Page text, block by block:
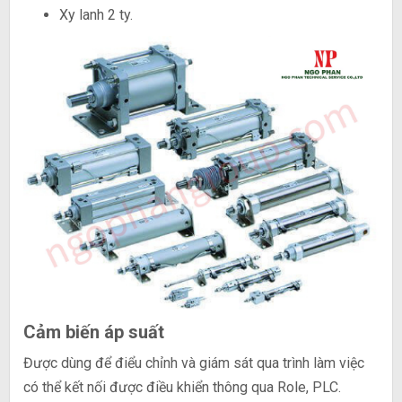
Xy lanh 2 ty.
Cảm biến áp suất
Được dùng để điểu chỉnh và giám sát qua trình làm việc
có thể kết nối được điều khiển thông qua Role, PLC.